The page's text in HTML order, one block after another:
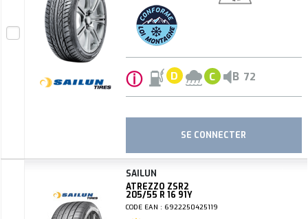
ⓘ D C B 72
SE CONNECTER
SAILUN
ATREZZO ZSR2
205/55 R 16 91Y
CODE EAN : 6922250425119